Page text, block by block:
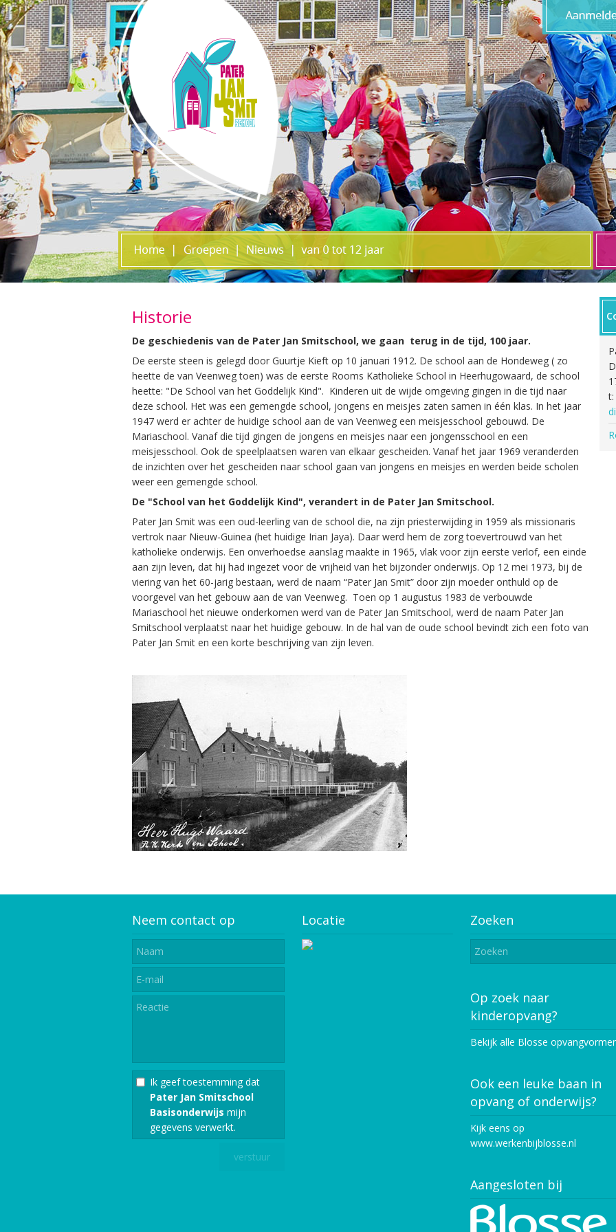
Historie
De geschiedenis van de Pater Jan Smitschool, we gaan terug in de tijd, 100 jaar.
De eerste steen is gelegd door Guurtje Kieft op 10 januari 1912. De school aan de Hondeweg ( zo
heette de van Veenweg toen) was de eerste Rooms Katholieke School in Heerhugowaard, de school
heette: "De School van het Goddelijk Kind". Kinderen uit de wijde omgeving gingen in die tijd naar
deze school. Het was een gemengde school, jongens en meisjes zaten samen in één klas. In het jaar
1947 werd er achter de huidige school aan de van Veenweg een meisjesschool gebouwd. De
Mariaschool. Vanaf die tijd gingen de jongens en meisjes naar een jongensschool en een
meisjesschool. Ook de speelplaatsen waren van elkaar gescheiden. Vanaf het jaar 1969 veranderden
de inzichten over het gescheiden naar school gaan van jongens en meisjes en werden beide scholen
weer een gemengde school.
De "School van het Goddelijk Kind", verandert in de Pater Jan Smitschool.
Pater Jan Smit was een oud-leerling van de school die, na zijn priesterwijding in 1959 als missionaris
vertrok naar Nieuw-Guinea (het huidige Irian Jaya). Daar werd hem de zorg toevertrouwd van het
katholieke onderwijs. Een onverhoedse aanslag maakte in 1965, vlak voor zijn eerste verlof, een einde
aan zijn leven, dat hij had ingezet voor de vrijheid van het bijzonder onderwijs. Op 12 mei 1973, bij de
viering van het 60-jarig bestaan, werd de naam “Pater Jan Smit” door zijn moeder onthuld op de
voorgevel van het gebouw aan de van Veenweg. Toen op 1 augustus 1983 de verbouwde
Mariaschool het nieuwe onderkomen werd van de Pater Jan Smitschool, werd de naam Pater Jan
Smitschool verplaatst naar het huidige gebouw. In de hal van de oude school bevindt zich een foto van
Pater Jan Smit en een korte beschrijving van zijn leven.
t:
Neem contact op
Ik geef toestemming dat
Pater Jan Smitschool
Basisonderwijs mijn
gegevens verwerkt.
Locatie Zoeken
Op zoek naar
kinderopvang?
Bekijk alle Blosse
Ook een leuke baan in
opvang of onderwijs?
Kijk eens op
www.werkenbijblosse.nl
Aangesloten bij